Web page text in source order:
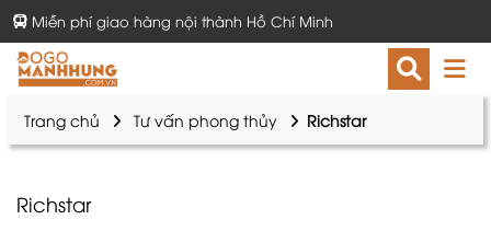
Miễn phí giao hàng nội thành Hồ Chí Minh
Trang chủ Tư vấn phong thủy Richstar
Richstar